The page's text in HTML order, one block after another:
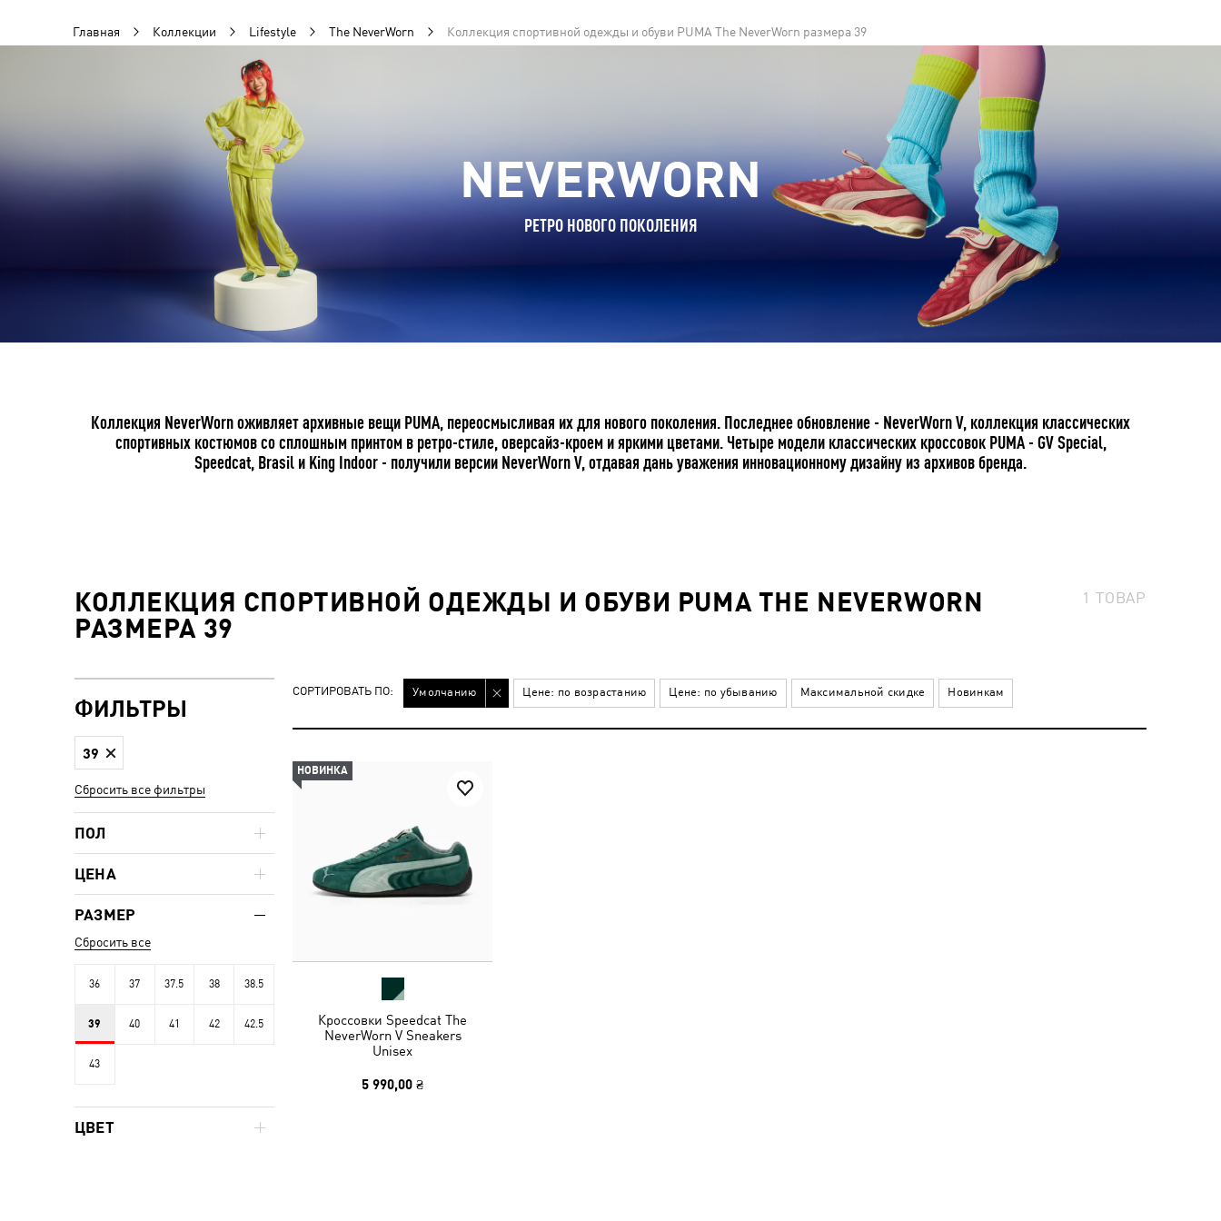
Главная Коллекции Lifestyle The NeverWorn Коллекция спортивной одежды и обуви PUMA The NeverWorn размера 39
NEVERWORN
РЕТРО НОВОГО ПОКОЛЕНИЯ
Коллекция NeverWorn оживляет архивные вещи PUMA, переосмысливая их для нового поколения. Последнее обновление - NeverWorn V, коллекция классических
спортивных костюмов со сплошным принтом в ретро-стиле, оверсайз-кроем и яркими цветами. Четыре модели классических кроссовок PUMA - GV Special,
Speedcat, Brasil и King Indoor - получили версии NeverWorn V, отдавая дань уважения инновационному дизайну из архивов бренда.
КОЛЛЕКЦИЯ СПОРТИВНОЙ ОДЕЖДЫ И ОБУВИ PUMA THE NEVERWORN
РАЗМЕРА 39
1 ТОВАР
СОРТИРОВАТЬ ПО: Умолчанию Цене: по возрастанию Цене: по убыванию Максимальной скидке Новинкам
НОВИНКА
Кроссовки Speedcat The
NeverWorn V Sneakers
Unisex
5 990,00 ₴
ФИЛЬТРЫ
39
Сбросить все фильтры
ПОЛ
ЦЕНА
РАЗМЕР
Сбросить все
36 37 37.5 38 38.5
39 40 41 42 42.5
43
ЦВЕТ